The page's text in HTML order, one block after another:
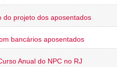
do projeto dos aposentados
bancários aposentados
Anual do NPC no RJ